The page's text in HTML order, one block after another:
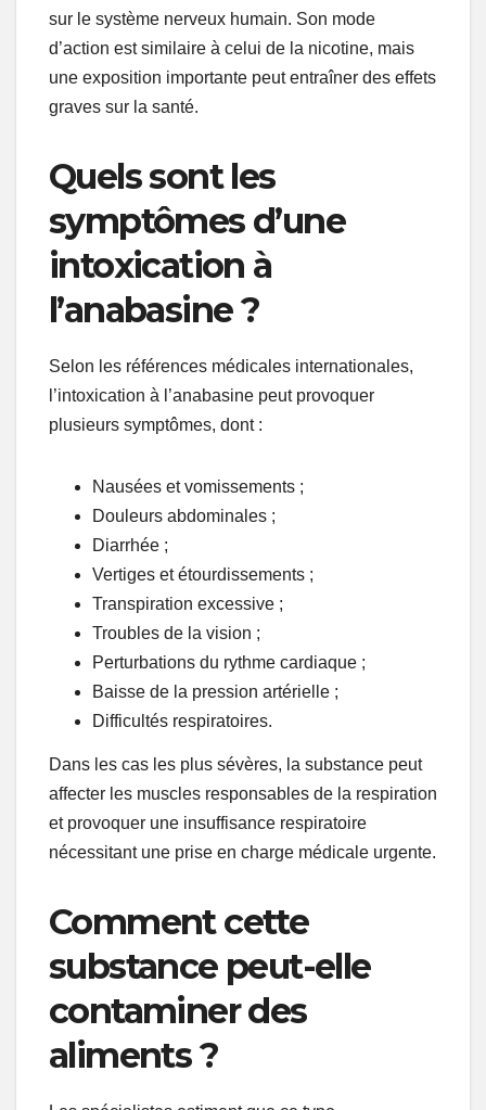
sur le système nerveux humain. Son mode
d’action est similaire à celui de la nicotine, mais
une exposition importante peut entraîner des effets
graves sur la santé.
Quels sont les
symptômes d’une
intoxication à
l’anabasine ?
Selon les références médicales internationales,
l’intoxication à l’anabasine peut provoquer
plusieurs symptômes, dont :
Nausées et vomissements ;
Douleurs abdominales ;
Diarrhée ;
Vertiges et étourdissements ;
Transpiration excessive ;
Troubles de la vision ;
Perturbations du rythme cardiaque ;
Baisse de la pression artérielle ;
Difficultés respiratoires.
Dans les cas les plus sévères, la substance peut
affecter les muscles responsables de la respiration
et provoquer une insuffisance respiratoire
nécessitant une prise en charge médicale urgente.
Comment cette
substance peut-elle
contaminer des
aliments ?